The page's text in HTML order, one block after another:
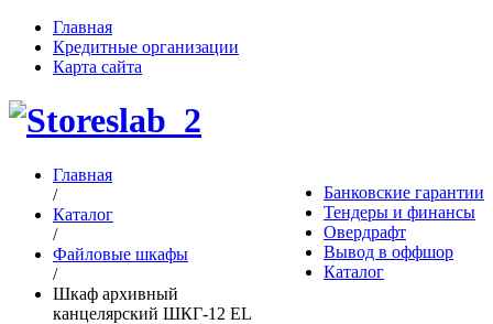
Главная
Кредитные организации
Карта сайта
Банковские гарантии
Тендеры и финансы
Овердрафт
Вывод в оффшор
Каталог
Главная
/
Каталог
/
Файловые шкафы
/
Шкаф архивный
канцелярский ШКГ-12 EL